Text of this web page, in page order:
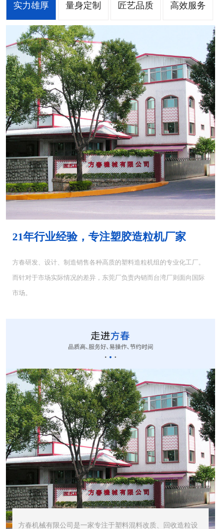
MH-1000立式混... MH-2000塑料混...
MH-4000塑胶混... MH-6000塑料混...
CUT-20立式切粒...
STR1000振动筛... STR600震动筛<...
实力雄厚 量身定制 匠艺品质 高效服务
21年行业经验，专注塑胶造粒机厂家
方春研发、设计、制造销售各种高质的塑料造粒机组的专业化工厂。
而针对于市场实际情况的差异，东莞厂负责内销而台湾厂则面向国际
市场。
方春机械有限公司是一家专注于塑料混料改质、回收造粒设